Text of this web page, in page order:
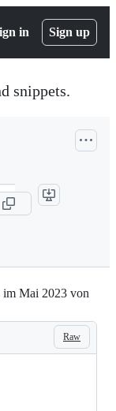
in Sign up
snippets.
Mai 2023 von
Raw